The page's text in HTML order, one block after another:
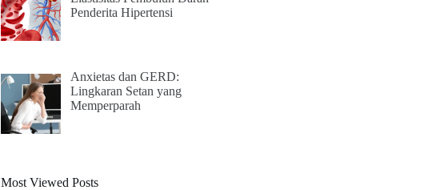
Penderita Hipertensi
Anxietas dan GERD:
Lingkaran Setan yang
Memperparah
Most Viewed Posts